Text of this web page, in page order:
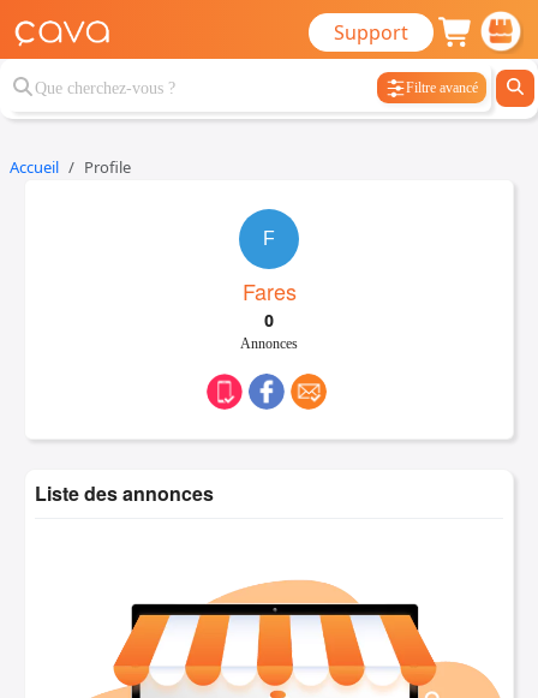
Support
Filtre avancé
Accueil Profile
F
Fares
0
Annonces
Liste des annonces